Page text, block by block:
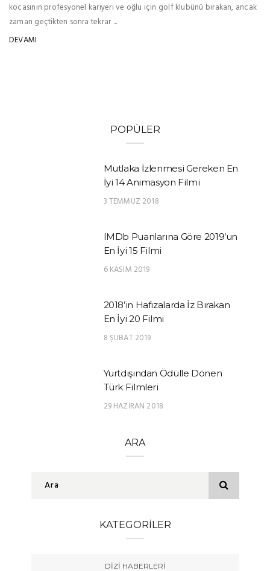
kocasının profesyonel kariyeri ve oğlu için golf klubünü bırakan, ancak
zaman geçtikten sonra tekrar ...
DEVAMI
POPÜLER
Mutlaka İzlenmesi Gereken En
İyi 14 Animasyon Filmi
3 TEMMUZ 2018
IMDb Puanlarına Göre 2019’un
En İyi 15 Filmi
6 KASIM 2019
2018’in Hafızalarda İz Bırakan
En İyi 20 Filmi
8 ŞUBAT 2019
Yurtdışından Ödülle Dönen
Türk Filmleri
29 HAZIRAN 2018
ARA
KATEGORILER
DIZI HABERLERI